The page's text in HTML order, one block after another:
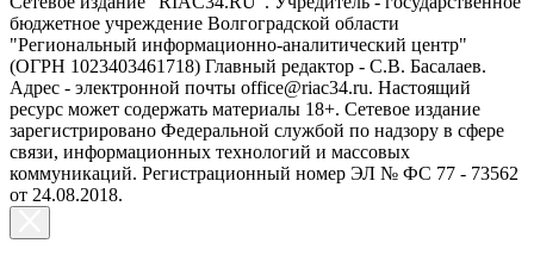
бюджетное учреждение Волгоградской области
"Региональный информационно-аналитический центр"
(ОГРН 1023403461718) Главный редактор - С.В. Басалаев.
Адрес - электронной почты office@riac34.ru. Настоящий
ресурс может содержать материалы 18+. Сетевое издание
зарегистрировано Федеральной службой по надзору в сфере
связи, информационных технологий и массовых
коммуникаций. Регистрационный номер ЭЛ № ФС 77 - 73562
от 24.08.2018.